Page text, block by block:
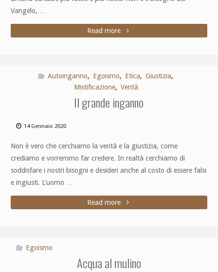
Vangelo, …
Read more
Autoinganno, Egoismo, Etica, Giustizia,
Mistificazione, Verità
Il grande inganno
14 Gennaio 2020
Non è vero che cerchiamo la verità e la giustizia, come
crediamo e vorremmo far credere. In realtà cerchiamo di
soddisfare i nostri bisogni e desideri anche al costo di essere falsi
e ingiusti. L’uomo …
Read more
Egoismo
Acqua al mulino